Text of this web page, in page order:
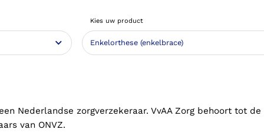
Kousen (klasse 2)
3D geprinte steunzolen
Been Knie
Hoofd Nek
Orthopedische Schoenen OSA
Badschoenen
Bovenbeenprothese
Hand & Vinger prothese
WerknemerKies uw product
Nederlandse zorgverzekeraar. VvAA Zorg behoort tot de
van ONVZ.